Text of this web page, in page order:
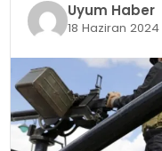
Uyum Haber
18 Haziran 2024